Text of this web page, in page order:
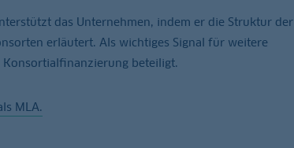
das Unternehmen, indem er die Struktur der
erläutert. Als wichtiges Signal für weitere
Konsortialfinanzierung beteiligt.
MLA.